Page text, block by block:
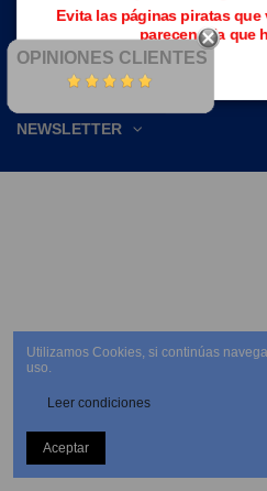
OPINIONES CLIENTES
NEWSLETTER
Evita las páginas piratas que
parecen a la que
Utilizamos Cookies, si continúas
uso.
Leer condiciones
Aceptar